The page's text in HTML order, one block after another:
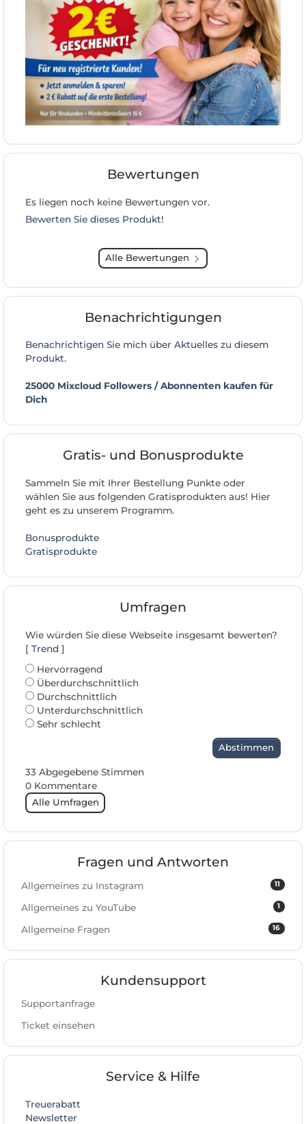
Bewertungen
Es liegen noch keine Bewertungen vor.
Bewerten Sie dieses Produkt!
Alle Bewertungen
Benachrichtigungen
Benachrichtigen Sie mich über Aktuelles zu diesem
Produkt.
25000 Mixcloud Followers / Abonnenten kaufen für
Dich
Gratis- und Bonusprodukte
Sammeln Sie mit Ihrer Bestellung Punkte oder
wählen Sie aus folgenden Gratisprodukten aus! Hier
geht es zu unserem Programm.
Bonusprodukte
Gratisprodukte
Umfragen
Wie würden Sie diese Webseite insgesamt bewerten?
[ Trend ]
Hervorragend
Überdurchschnittlich
Durchschnittlich
Unterdurchschnittlich
Sehr schlecht
Abstimmen
33 Abgegebene Stimmen
0 Kommentare
Alle Umfragen
Fragen und Antworten
11
Allgemeines zu Instagram
1
Allgemeines zu YouTube
16
Allgemeine Fragen
Kundensupport
Supportanfrage
Ticket einsehen
Service & Hilfe
Treuerabatt
Newsletter